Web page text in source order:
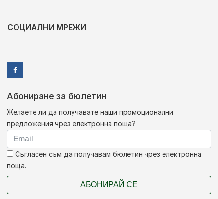
СОЦИАЛНИ МРЕЖИ
Абониране за бюлетин
Желаете ли да получавате наши промоционални
предложения чрез електронна поща?
Съгласен съм да получавам бюлетин чрез електронна
поща.
АБОНИРАЙ СЕ